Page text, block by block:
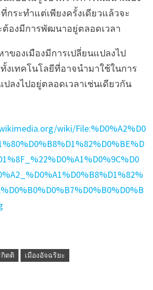
กระทำแต่เพียงครั้งเดียวแล้วจะ
ต้องมีการพัฒนาอยู่ตลอดเวลา
ของเมืองมีการเปลี่ยนแปลงไป
งเทคโนโลยีที่อาจนำมาใช้ในการ
ลงไปอยู่ตลอดเวลาเช่นเดียวกัน
wiki/File:%D0%A2%D0
ตติ เมืองอัจฉริยะ